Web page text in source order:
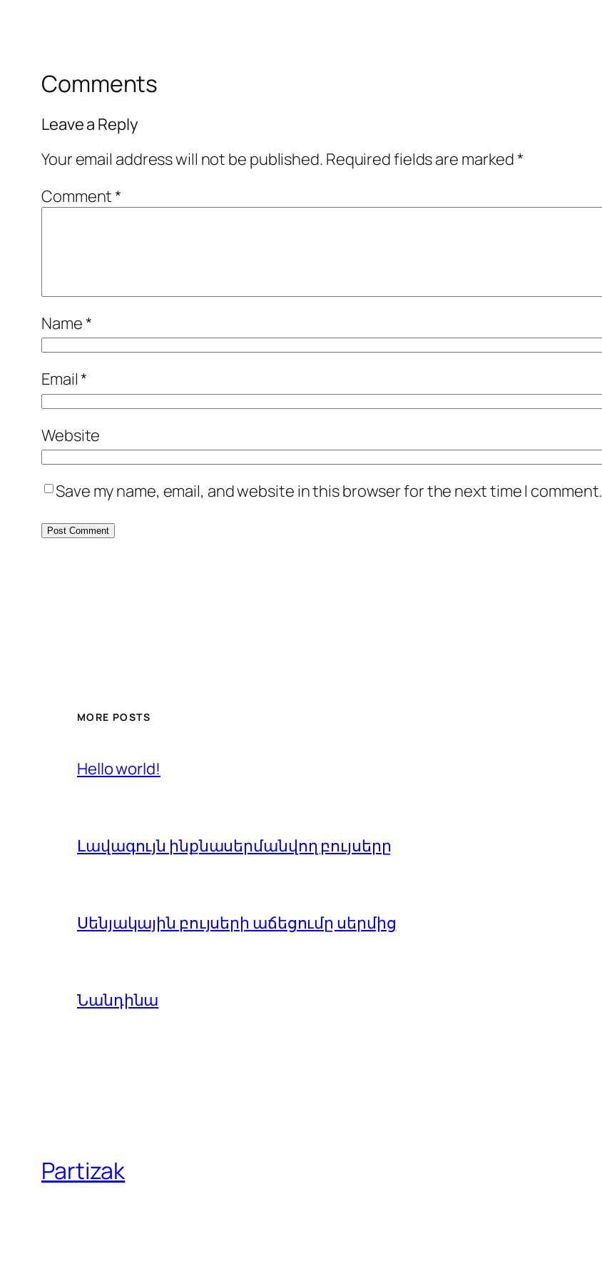
Comments
Leave a Reply
Your email address will not be published. Required fields are marked*
Comment*
Name*
Email*
Website
Save my name, email, and website in this browser for the next time I comment.
MORE POSTS
Hello world!
Լավագույն ինքնասերմանվող բույսերը
Սենյակային բույսերի աճեցումը սերմից
Նանդինա
Partizak